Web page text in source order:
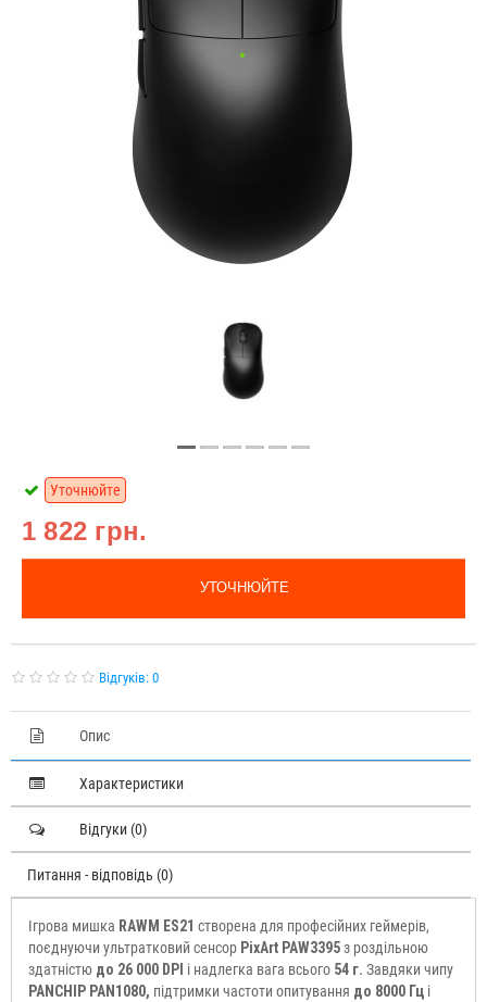
1 822 грн.
Уточнюйте
УТОЧНЮЙТЕ
Відгуків: 0
Опис
Характеристики
Відгуки (0)
Питання - відповідь (0)
Ігрова мишка RAWM ES21 створена для професійних геймерів,
поєднуючи ультратковий сенсор PixArt PAW3395з роздільною
здатністю до 26 000 DPI і надлегка вага всього 54 г. Завдяки чипу
PANCHIP PAN1080, підтримки частоти опитування до 8000 Гц і